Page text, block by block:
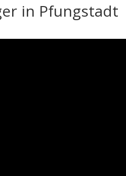
in Pfungstadt